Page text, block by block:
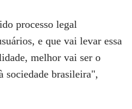
processo legal
e que vai levar essa
melhor vai ser o
sociedade brasileira",